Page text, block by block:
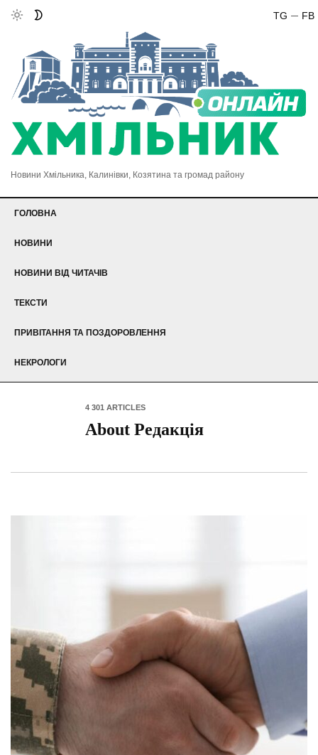
FB
TG
Новини Хмільника, Калинівки, Козятина та громад району
ГОЛОВНА
НОВИНИ
НОВИНИ ВІД ЧИТАЧІВ
ТЕКСТИ
ПРИВІТАННЯ ТА ПОЗДОРОВЛЕННЯ
НЕКРОЛОГИ
4 301 ARTICLES
About Редакція